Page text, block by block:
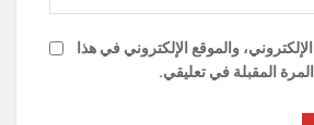
والموقع الإلكتروني في هذا
المقبلة في تعليقي.